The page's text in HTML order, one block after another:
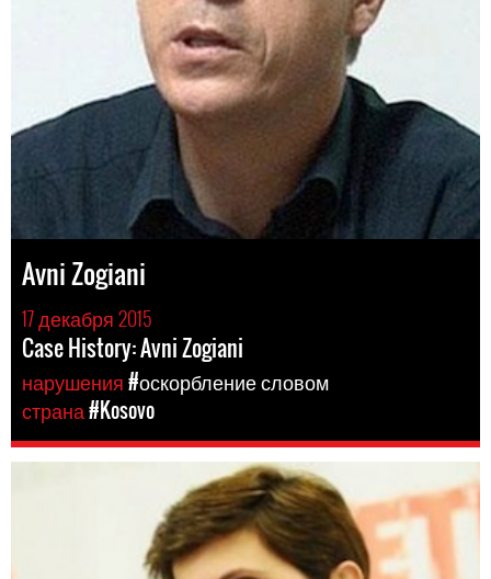
Avni Zogiani
17 декабря 2015
Case History: Avni Zogiani
нарушения#оскорбление словом
страна#Kosovo